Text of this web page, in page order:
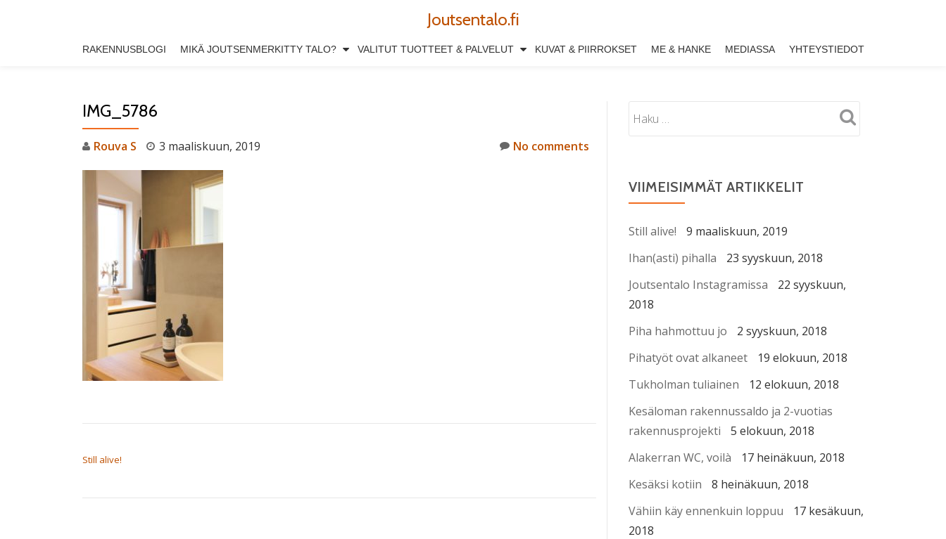
Joutsentalo.fi
RAKENNUSBLOGI MIKÄ JOUTSENMERKITTY TALO? VALITUT TUOTTEET & PALVELUT KUVAT & PIIRROKSET ME & HANKE MEDIASSA YHTEYSTIEDOT
IMG_5786
Rouva S 3 maaliskuun, 2019 No comments
Still alive!
VIIMEISIMMÄT ARTIKKELIT
Still alive!
9 maaliskuun, 2019
Ihan(asti) pihalla
23 syyskuun, 2018
Joutsentalo Instagramissa
22 syyskuun,
2018
Piha hahmottuu jo
2 syyskuun, 2018
Pihatyöt ovat alkaneet
19 elokuun, 2018
Tukholman tuliainen
12 elokuun, 2018
Kesäloman rakennussaldo ja 2-vuotias
rakennusprojekti
5 elokuun, 2018
Alakerran WC, voilà
17 heinäkuun, 2018
Kesäksi kotiin
8 heinäkuun, 2018
Vähiin käy ennenkuin loppuu
17 kesäkuun,
2018